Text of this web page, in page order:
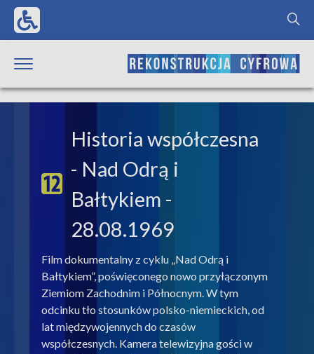
Historia współczesna
- Nad Odrą i
Bałtykiem -
28.08.1969
Film dokumentalny z cyklu „Nad Odrą i
Bałtykiem”, poświęconego nowo przyłączonym
Ziemiom Zachodnim i Północnym. W tym
odcinku tło stosunków polsko-niemieckich, od
lat międzywojennych do czasów
współczesnych. Kamera telewizyjna gości w